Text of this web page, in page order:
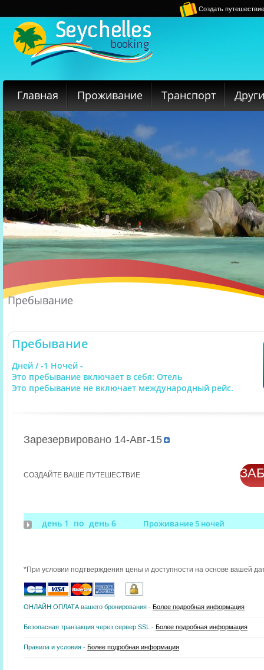
Создать
Главная Проживание Транспорт
Пребывание
Пребывание
Дней / -1 Ночей -
Это пребывание включает в себя: Отель
Это пребывание не включает международный рейс.
Зарезервировано 14-Авг-15
СОЗДАЙТЕ ВАШЕ ПУТЕШЕСТВИЕ
день 1 по день 6 Проживание 5 ночей
*При условии подтверждения цены и доступности на основе вашей
ОНЛАЙН ОПЛАТА вашего бронирования - Более подробная информация
Безопасная транзакция через сервер SSL - Более подробная информация
Правила и условия - Более подробная информация